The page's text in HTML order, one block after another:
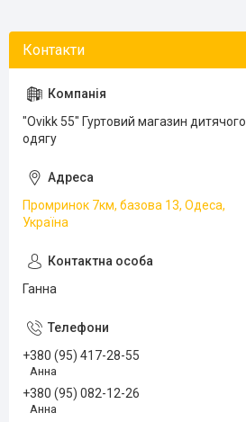
"Ovikk 55" Гуртовий магазин дитячого
одягу
Промринок 7км, базова 13, Одеса,
Україна
Ганна
+380 (95) 417-28-55
Анна
+380 (95) 082-12-26
Анна